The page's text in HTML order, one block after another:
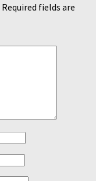
Required fields are